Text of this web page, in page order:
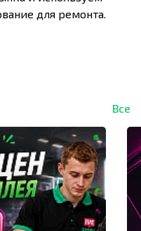
для ремонта.
Все